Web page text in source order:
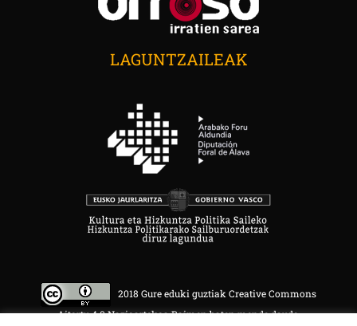
LAGUNTZAILEAK
2018 Gure eduki guztiak Creative Commons
Aitortu 4.0 Nazioartekoa Baimen baten mende daude.